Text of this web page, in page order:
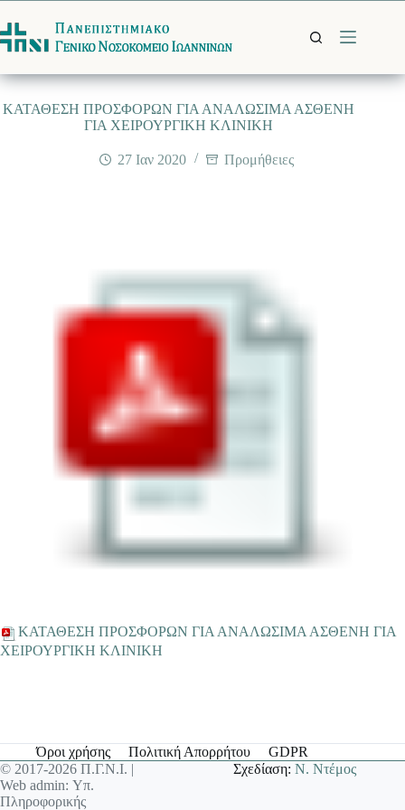
στο
περιεχόμενο
ΚΑΤΑΘΕΣΗ ΠΡΟΣΦΟΡΩΝ ΓΙΑ ΑΝΑΛΩΣΙΜΑ ΑΣΘΕΝΗ
ΓΙΑ ΧΕΙΡΟΥΡΓΙΚΗ ΚΛΙΝΙΚΗ
27 Ιαν 2020 Προμήθειες
ΚΑΤΑΘΕΣΗ ΠΡΟΣΦΟΡΩΝ ΓΙΑ ΑΝΑΛΩΣΙΜΑ ΑΣΘΕΝΗ ΓΙΑ
ΧΕΙΡΟΥΡΓΙΚΗ ΚΛΙΝΙΚΗ
Όροι χρήσης Πολιτική Απορρήτου
GDPR
© 2017-2026 Π.Γ.Ν.Ι. |
Web admin: Υπ.
Πληροφορικής
Σχεδίαση:Ν. Ντέμος